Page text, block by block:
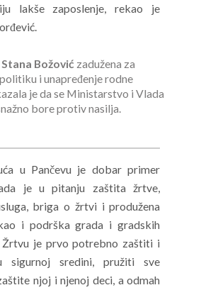
lakše zaposlenje, rekao je
Božović zadužena za
i unapređenje rodne
je da se Ministarstvo i Vlada
bore protiv nasilja.
u Pančevu je dobar primer
je u pitanju zaštita žrtve,
briga o žrtvi i produžena
i podrška grada i gradskih
Žrtvu je prvo potrebno zaštiti i
sigurnoj sredini, pružiti sve
njoj i njenoj deci, a odmah